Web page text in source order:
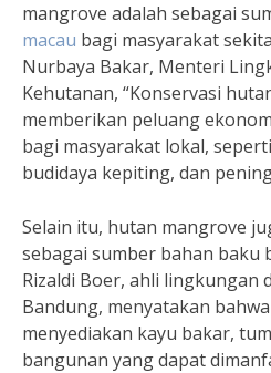
mangrove adalah sebagai
macau bagi masyarakat
Nurbaya Bakar, Menteri
Kehutanan, “Konservasi
memberikan peluang
bagi masyarakat lokal,
budidaya kepiting, dan
Selain itu, hutan mangrove
sebagai sumber bahan baku
Rizaldi Boer, ahli
Bandung, menyatakan
menyediakan kayu bakar,
bangunan yang dapat